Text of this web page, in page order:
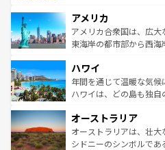
ンツ一覧を参照してほし
の建物がそのまま残る町
博物館もあり、アルプス
ことができる。国民の
ば市内交通費無料で観光を楽
着のスイス情報はコンテ
アメリカ
アメリカ合衆国は、広大
東海岸の都市部から西
のような巨大都市は、観
ンメントが詰まった刺
西部には大自然が広が
部のニューオーリンズで
文化が魅力。旅行者はア
しみながら、その多様
ハワイ
年間を通じて温暖な気
ハワイは、どの島も独
ワイ島は見逃せない。ま
島だが、静かな自然を求
おすすめ。エメラルド
オーストラリア
オーストラリアは、壮大
シドニーのシンボルで